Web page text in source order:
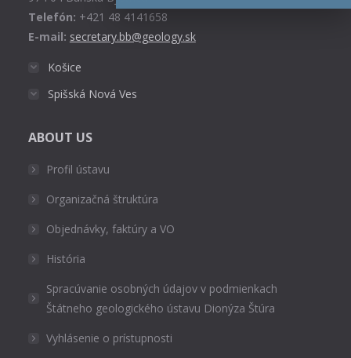
Telefón: +421 48 4141658
E-mail: secretary.bb@geology.sk
Košice
Spišská Nová Ves
ABOUT US
Profil ústavu
Organizačná štruktúra
Objednávky, faktúry a VO
História
Spracúvanie osobných údajov v podmienkach
Štátneho geologického ústavu Dionýza Štúra
Vyhlásenie o prístupnosti